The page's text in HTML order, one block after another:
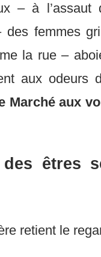
– à l’assaut
femmes
la rue –
aux
Marché aux
êtres
retient le